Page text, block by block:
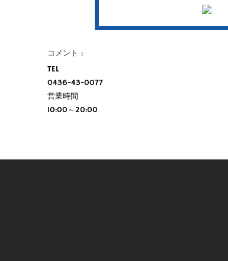
コメント
TEL
0436-43-0077
営業時間
10:00～20:00